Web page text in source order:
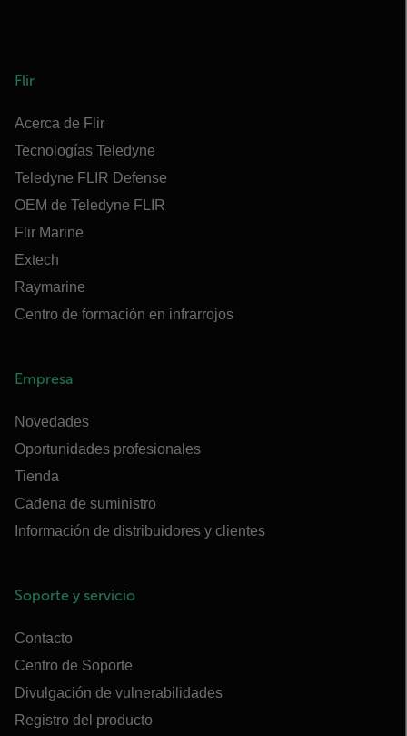
Flir
Acerca de Flir
Tecnologías Teledyne
Teledyne FLIR Defense
OEM de Teledyne FLIR
Flir Marine
Extech
Raymarine
Centro de formación en infrarrojos
Empresa
Novedades
Oportunidades profesionales
Tienda
Cadena de suministro
Información de distribuidores y clientes
Soporte y servicio
Contacto
Centro de Soporte
Divulgación de vulnerabilidades
Registro del producto